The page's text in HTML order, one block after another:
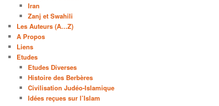
Iran
Zanj et Swahili
Les Auteurs (A…Z)
A Propos
Liens
Etudes
Etudes Diverses
Histoire des Berbères
Civilisation Judéo-Islamique
Idées reçues sur l’Islam